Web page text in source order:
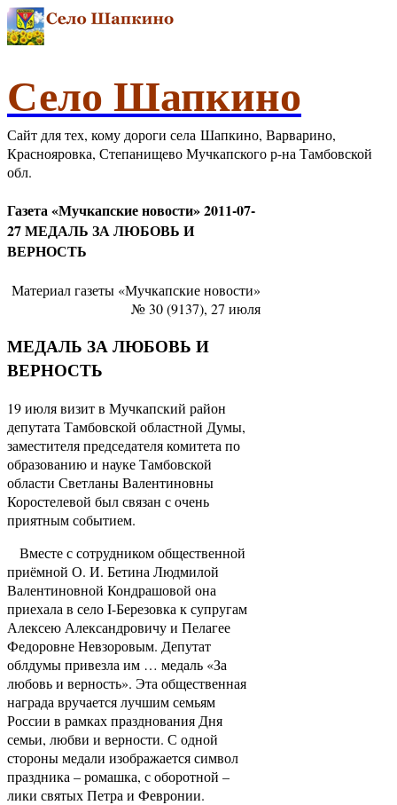
Село Шапкино
Сайт для тех, кому дороги села Шапкино, Варварино,
Краснояровка, Степанищево Мучкапского р-на Тамбовской
обл.
Газета «Мучкапские новости» 2011-07-
27 МЕДАЛЬ ЗА ЛЮБОВЬ И
ВЕРНОСТЬ
Материал газеты «Мучкапские новости»
№ 30 (9137), 27 июля
МЕДАЛЬ ЗА ЛЮБОВЬ И
ВЕРНОСТЬ
19 июля визит в Мучкапский район
депутата Тамбовской областной Думы,
заместителя председателя комитета по
образованию и науке Тамбовской
области Светланы Валентиновны
Коростелевой был связан с очень
приятным событием.
Вместе с сотрудником общественной
приёмной О. И. Бетина Людмилой
Валентиновной Кондрашовой она
приехала в селоI-Березовка к супругам
Алексею Александровичу и Пелагее
Федоровне Невзоровым. Депутат
облдумы привезла им … медаль «За
любовь и верность». Эта общественная
награда вручается лучшим семьям
России в рамках празднования Дня
семьи, любви и верности. С одной
стороны медали изображается символ
праздника – ромашка, с оборотной –
лики святых Петра и Февронии.